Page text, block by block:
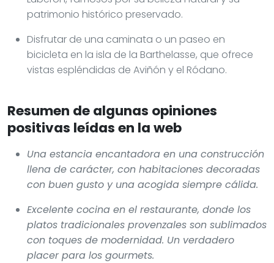
patrimonio histórico preservado.
Disfrutar de una caminata o un paseo en
bicicleta en la isla de la Barthelasse, que ofrece
vistas espléndidas de Aviñón y el Ródano.
Resumen de algunas opiniones
positivas leídas en la web
Una estancia encantadora en una construcción
llena de carácter, con habitaciones decoradas
con buen gusto y una acogida siempre cálida.
Excelente cocina en el restaurante, donde los
platos tradicionales provenzales son sublimados
con toques de modernidad. Un verdadero
placer para los gourmets.